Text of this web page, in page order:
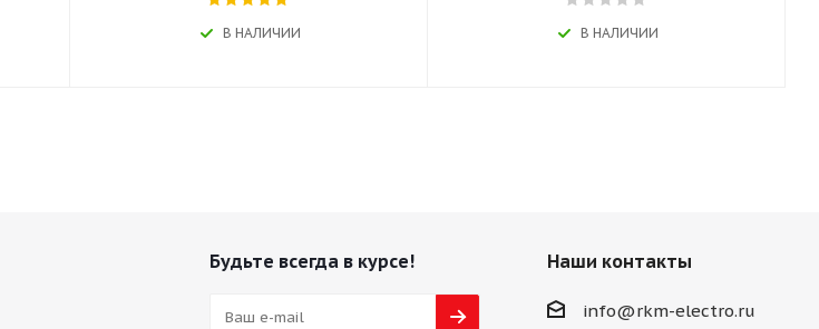
В НАЛИЧИИ В НАЛИЧИИ
Будьте всегда в курсе! Наши контакты
info@rkm-electro.ru